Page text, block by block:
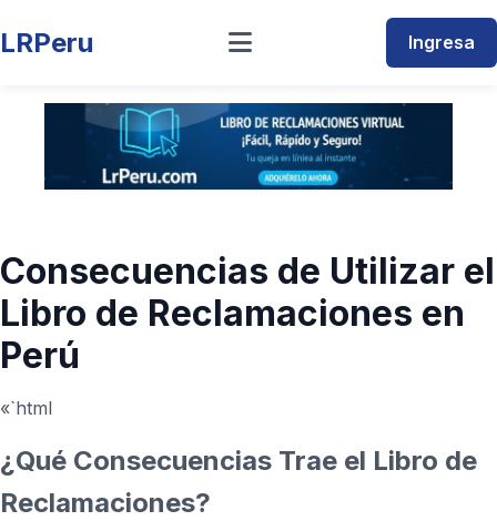
LRPeru Ingresa
Consecuencias de Utilizar el
Libro de Reclamaciones en
Perú
«`html
¿Qué Consecuencias Trae el Libro de
Reclamaciones?